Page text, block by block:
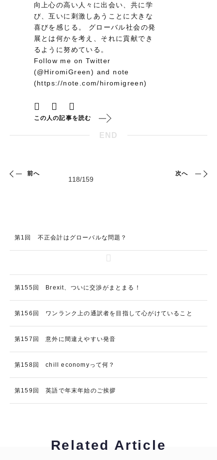
向上心の高い人々に出会い、共に学
び、互いに刺激しあうことに大きな
喜びを感じる。 グローバル社会の発
展とは何かを考え、それに貢献でき
るように努めている。
Follow me on Twitter
(@HiromiGreen) and note
(https://note.com/hiromigreen)
この人の記事を読む
END
前へ 次へ
第1回 不正会計はグローバルな問題？
第155回 Brexit、ついに交渉がまとまる！
第156回 ワンランク上の通訳者を目指して心がけていること
第157回 意外に間違えやすい発音
第158回 chill economyって何？
第159回 英語で年末年始のご挨拶
Related Article